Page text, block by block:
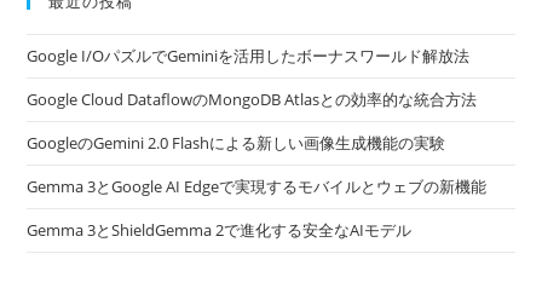
Google I/OパズルでGeminiを活用したボーナスワールド解放法
Google Cloud DataflowのMongoDB Atlasとの効率的な統合方法
GoogleのGemini 2.0 Flashによる新しい画像生成機能の実験
Gemma 3とGoogle AI Edgeで実現するモバイルとウェブの新機能
Gemma 3とShieldGemma 2で進化する安全なAIモデル